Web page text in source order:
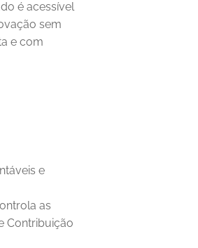
é acessível
sem
e com
e
as
Contribuição